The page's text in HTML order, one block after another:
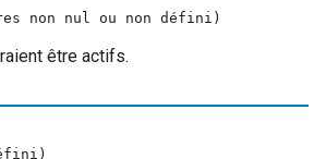
non nul ou non défini)
être actifs.